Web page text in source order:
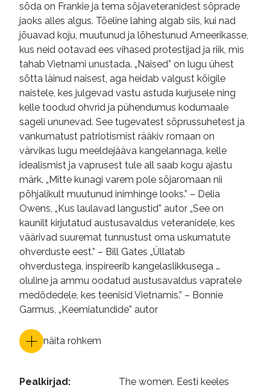
sõda on Frankie ja tema sõjaveteranidest sõprade
jaoks alles algus. Tõeline lahing algab siis, kui nad
jõuavad koju, muutunud ja lõhestunud Ameerikasse,
kus neid ootavad ees vihased protestijad ja riik, mis
tahab Vietnami unustada. „Naised” on lugu ühest
sõtta läinud naisest, aga heidab valgust kõigile
naistele, kes julgevad vastu astuda kurjusele ning
kelle toodud ohvrid ja pühendumus kodumaale
sageli ununevad. See tugevatest sõprussuhetest ja
vankumatust patriotismist rääkiv romaan on
värvikas lugu meeldejääva kangelannaga, kelle
idealismist ja vaprusest tule all saab kogu ajastu
märk. „Mitte kunagi varem pole sõjaromaan nii
põhjalikult muutunud inimhinge looks.” – Delia
Owens, „Kus laulavad langustid” autor „See on
kaunilt kirjutatud austusavaldus veteranidele, kes
väärivad suuremat tunnustust oma uskumatute
ohverduste eest.” – Bill Gates „Üllatab
ohverdustega, inspireerib kangelaslikkusega …
oluline ja ammu oodatud austusavaldus vapratele
medõdedele, kes teenisid Vietnamis.” – Bonnie
Garmus, „Keemiatundide” autor
näita rohkem
Pealkirjad:
The women. Eesti keeles